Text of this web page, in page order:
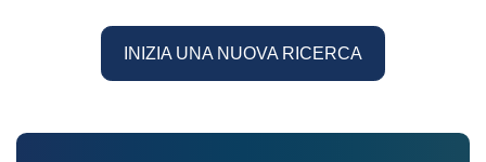
INIZIA UNA NUOVA RICERCA